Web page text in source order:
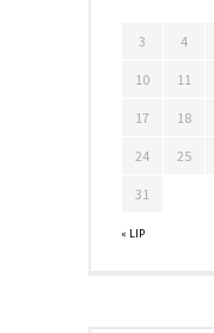
« LIP
3 4
10 11
17 18
24 25
31